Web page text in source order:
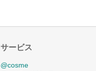
サービス
@cosme